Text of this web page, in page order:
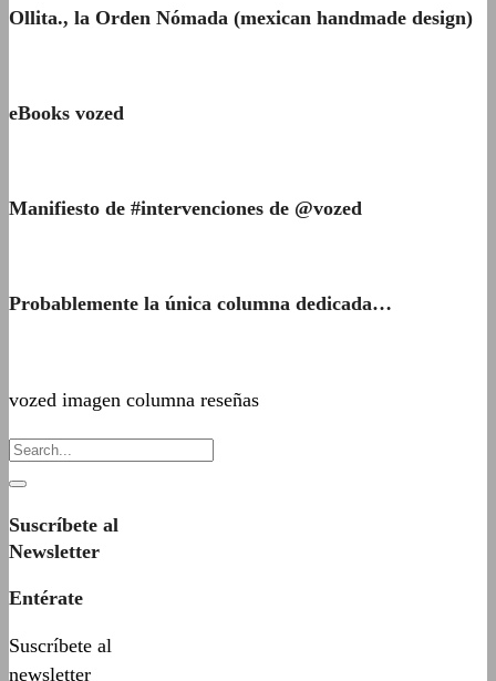
Ollita., la Orden Nómada (mexican handmade design)
eBooks vozed
Manifiesto de #intervenciones de @vozed
Probablemente la única columna dedicada…
vozed imagen columna reseñas
Suscríbete al
Newsletter
Entérate
Suscríbete al
newsletter